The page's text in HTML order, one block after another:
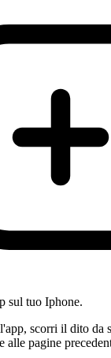
sul tuo Iphone.
scorri il dito da
alle pagine